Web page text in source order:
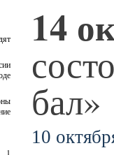
14
бал»
10